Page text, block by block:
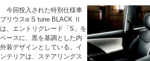
今回投入された特別仕様車
プリウスα S tune BLACK Ⅱ
は、エントリグレード「S」を
ベースに、黒を基調とした内
外装デザインとしている。イ
ンテリアは、ステアリングス